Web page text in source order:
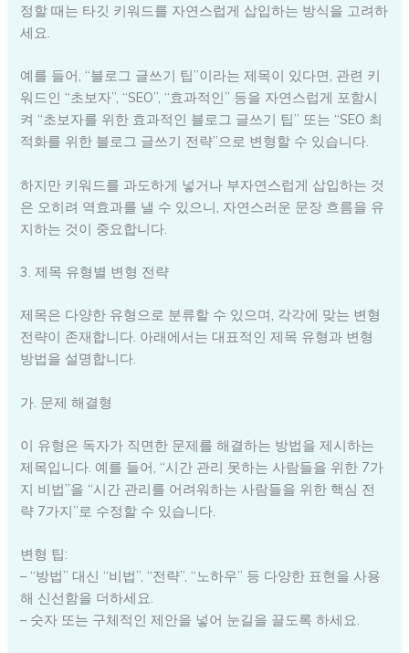
정할 때는 타깃 키워드를 자연스럽게 삽입하는 방식을 고려하
세요.
예를 들어, “블로그 글쓰기 팁”이라는 제목이 있다면, 관련 키
워드인 “초보자”, “SEO”, “효과적인” 등을 자연스럽게 포함시
켜 “초보자를 위한 효과적인 블로그 글쓰기 팁” 또는 “SEO 최
적화를 위한 블로그 글쓰기 전략”으로 변형할 수 있습니다.
하지만 키워드를 과도하게 넣거나 부자연스럽게 삽입하는 것
은 오히려 역효과를 낼 수 있으니, 자연스러운 문장 흐름을 유
지하는 것이 중요합니다.
3. 제목 유형별 변형 전략
제목은 다양한 유형으로 분류할 수 있으며, 각각에 맞는 변형
전략이 존재합니다. 아래에서는 대표적인 제목 유형과 변형
방법을 설명합니다.
가. 문제 해결형
이 유형은 독자가 직면한 문제를 해결하는 방법을 제시하는
제목입니다. 예를 들어, “시간 관리 못하는 사람들을 위한 7가
지 비법”을 “시간 관리를 어려워하는 사람들을 위한 핵심 전
략 7가지”로 수정할 수 있습니다.
변형 팁:
– “방법” 대신 “비법”, “전략”, “노하우” 등 다양한 표현을 사용
해 신선함을 더하세요.
– 숫자 또는 구체적인 제안을 넣어 눈길을 끌도록 하세요.